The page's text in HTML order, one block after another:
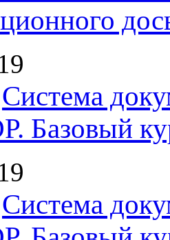
Система
Базовый
Система